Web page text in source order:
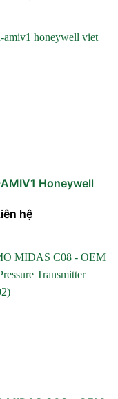
Honeywell
hệ